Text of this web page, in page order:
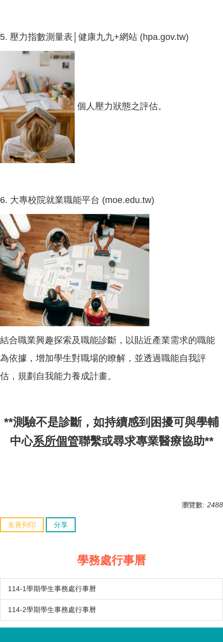
5. 壓力指數測量表│健康九九+網站 (hpa.gov.tw)
個人壓力狀態之評估。
6. 大專校院就業職能平台 (moe.edu.tw)
結合職業興趣探索及職能診斷，以貼近產業需求的職能
為依據，增加學生對職場的瞭解，並透過職能自我評
估，規劃自我能力養成計畫。
**測驗不是診斷，如持續感到困擾可與學輔
中心系所個管聯繫或尋求專業醫療協助**
瀏覽數: 2488
友善列印 分享
學務處行事曆
114-1學期學生事務處行事曆
114-2學期學生事務處行事曆